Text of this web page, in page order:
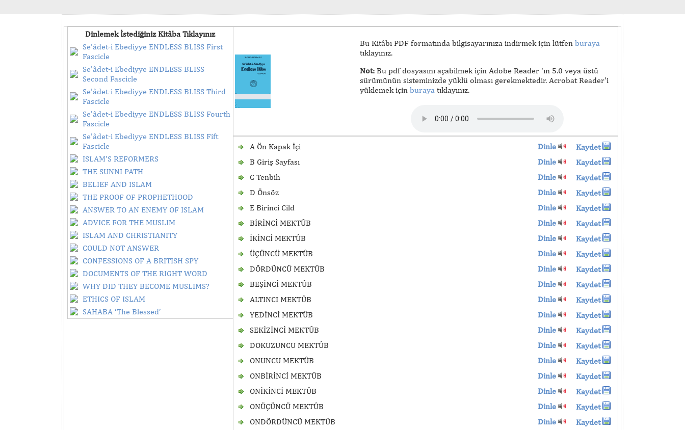
Dinlemek İstediğiniz Kitâba Tıklayınız
Se'âdet-i Ebediyye ENDLESS BLISS First
Fascicle
Se'âdet-i Ebediyye ENDLESS BLISS
Second Fascicle
Se'âdet-i Ebediyye ENDLESS BLISS Third
Fascicle
Se'âdet-i Ebediyye ENDLESS BLISS Fourth
Fascicle
Se'âdet-i Ebediyye ENDLESS BLISS Fift
Fascicle
ISLAM'S REFORMERS
THE SUNNI PATH
BELIEF AND ISLAM
THE PROOF OF PROPHETHOOD
ANSWER TO AN ENEMY OF ISLAM
ADVICE FOR THE MUSLIM
ISLAM AND CHRISTIANITY
COULD NOT ANSWER
CONFESSIONS OF A BRITISH SPY
DOCUMENTS OF THE RIGHT WORD
WHY DID THEY BECOME MUSLIMS?
ETHICS OF ISLAM
SAHABA ‘The Blessed’
Bu Kitâbı PDF formatında bilgisayarınıza indirmek için lütfen buraya
tıklayınız.
Not:Bu pdf dosyasını açabilmek için Adobe Reader 'ın 5.0 veya üstü
sürümünün sisteminizde yüklü olması gerekmektedir. Acrobat Reader'i
yüklemek için burayatıklayınız.
A Ön Kapak İçi Dinle
Kaydet
B Giriş Sayfası
Dinle
Kaydet
C Tenbih
Dinle
Kaydet
D Önsöz
Dinle
Kaydet
E Birinci Cild
Dinle
Kaydet
BİRİNCİ MEKTÛB
Dinle
Kaydet
İKİNCİ MEKTÛB
Dinle
Kaydet
ÜÇÜNCÜ MEKTÛB
Dinle
Kaydet
DÖRDÜNCÜ MEKTÛB
Dinle
Kaydet
BEŞİNCİ MEKTÛB
Dinle
Kaydet
ALTINCI MEKTÛB
Dinle
Kaydet
YEDİNCİ MEKTÛB
Dinle
Kaydet
SEKİZİNCİ MEKTÛB
Dinle
Kaydet
DOKUZUNCU MEKTÛB
Dinle
Kaydet
ONUNCU MEKTÛB
Dinle
Kaydet
ONBİRİNCİ MEKTÛB
Dinle
Kaydet
ONİKİNCİ MEKTÛB
Dinle
Kaydet
ONÜÇÜNCÜ MEKTÛB
Dinle
Kaydet
ONDÖRDÜNCÜ MEKTÛB
Dinle
Kaydet